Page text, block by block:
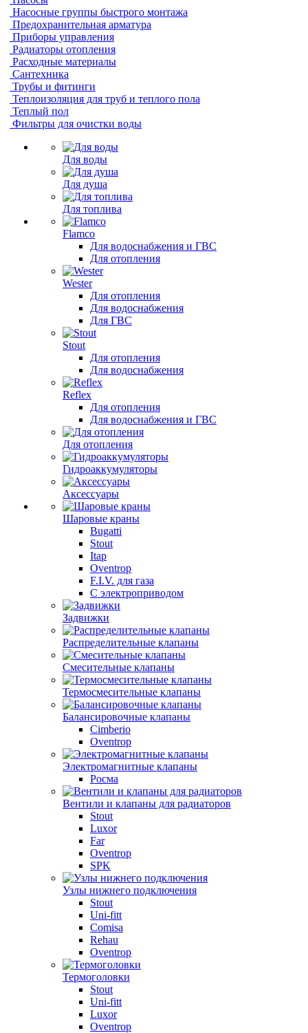
Насосные группы быстрого монтажа
Предохранительная арматура
Приборы управления
Радиаторы отопления
Расходные материалы
Сантехника
Трубы и фитинги
Теплоизоляция для труб и теплого пола
Теплый пол
Фильтры для очистки воды
Для воды
Для душа
Для топлива
Flamco
Для водоснабжения и ГВС
Для отопления
Wester
Для отопления
Для водоснабжения
Для ГВС
Stout
Для отопления
Для водоснабжения
Reflex
Для отопления
Для водоснабжения и ГВС
Для отопления
Гидроаккумуляторы
Аксессуары
Шаровые краны
Bugatti
Stout
Itap
Oventrop
F.I.V. для газа
С электроприводом
Задвижки
Распределительные клапаны
Cмесительные клапаны
Термосмесительные клапаны
Балансировочные клапаны
Cimberio
Oventrop
Электромагнитные клапаны
Росма
Вентили и клапаны для радиаторов
Stout
Luxor
Far
Oventrop
SPK
Узлы нижнего подключения
Stout
Uni-fitt
Comisa
Rehau
Oventrop
Термоголовки
Stout
Uni-fitt
Luxor
Oventrop